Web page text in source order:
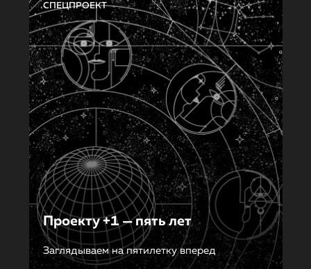
СПЕЦПРОЕКТ
Проекту +1 — пять лет
Заглядываем на пятилетку вперед